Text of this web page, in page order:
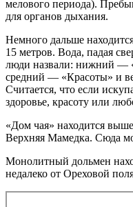
мелового периода).
для органов дыхания.
Немного дальше
15 метров. Вода, падая
люди назвали: нижний —
средний — «Красоты» и
Считается, что если
здоровье, красоту или
«Дом чая» находится
Верхняя Мамедка. Сюда
Монолитный дольмен
недалеко от Ореховой